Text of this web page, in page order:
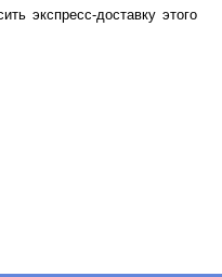
экспресс-доставку этого